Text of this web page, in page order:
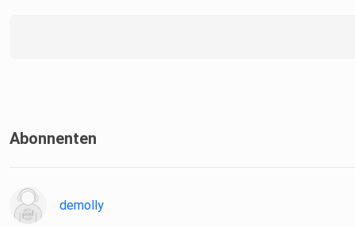
Abonnenten
demolly